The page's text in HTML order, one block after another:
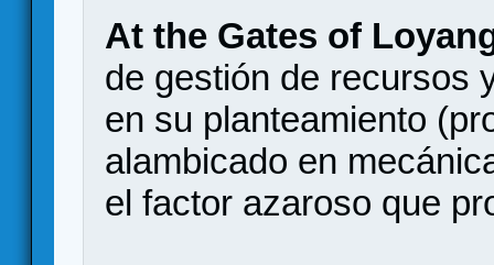
At the Gates of
de gestión de recursos
en su planteamiento
alambicado en
el factor azaroso que